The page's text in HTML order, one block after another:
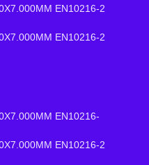
EN10216-2
EN10216-2
EN10216-
EN10216-2